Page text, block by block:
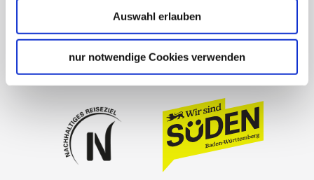
Auswahl erlauben
nur notwendige Cookies verwenden
Masthead